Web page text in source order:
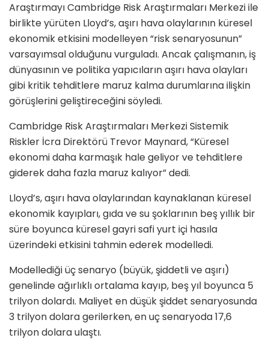
Araştırmayı Cambridge Risk Araştırmaları Merkezi ile
birlikte yürüten Lloyd’s, aşırı hava olaylarının küresel
ekonomik etkisini modelleyen “risk senaryosunun”
varsayımsal olduğunu vurguladı. Ancak çalışmanın, iş
dünyasının ve politika yapıcıların aşırı hava olayları
gibi kritik tehditlere maruz kalma durumlarına ilişkin
görüşlerini geliştireceğini söyledi.
Cambridge Risk Araştırmaları Merkezi Sistemik
Riskler İcra Direktörü Trevor Maynard, “Küresel
ekonomi daha karmaşık hale geliyor ve tehditlere
giderek daha fazla maruz kalıyor” dedi.
Lloyd’s, aşırı hava olaylarından kaynaklanan küresel
ekonomik kayıpları, gıda ve su şoklarının beş yıllık bir
süre boyunca küresel gayri safi yurt içi hasıla
üzerindeki etkisini tahmin ederek modelledi.
Modellediği üç senaryo (büyük, şiddetli ve aşırı)
genelinde ağırlıklı ortalama kayıp, beş yıl boyunca 5
trilyon dolardı. Maliyet en düşük şiddet senaryosunda
3 trilyon dolara gerilerken, en uç senaryoda 17,6
trilyon dolara ulaştı.